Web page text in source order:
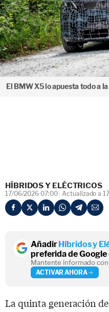
El BMW X5 lo apuesta todo a
HÍBRIDOS Y ELÉCTRICOS
17/06/2026 07:00 Actualizado a
AñadirHíbridos y
preferida de
Mantente informado con
ACTIVAR AHORA
La quinta generación